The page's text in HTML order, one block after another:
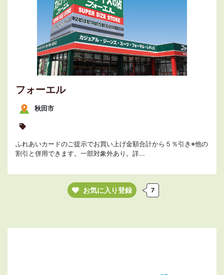
フォーエル
秋田市
ふれあいカードのご提示でお買い上げ金額合計から５％引き※他の
割引と併用できます。一部対象外あり。詳...
お気に入り登録 7